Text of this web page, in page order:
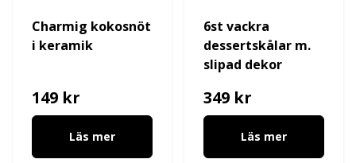
Charmig kokosnöt
i keramik
149 kr
Läs mer
6st vackra
dessertskålar m.
slipad dekor
349 kr
Läs mer